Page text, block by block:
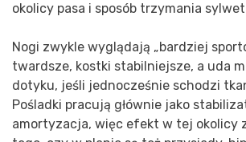
okolicy pasa i sposób trzymania
Nogi zwykle wyglądają „bardziej
twardsze, kostki stabilniejsze, a uda
dotyku, jeśli jednocześnie schodzi
Pośladki pracują głównie jako
amortyzacja, więc efekt w tej okolicy